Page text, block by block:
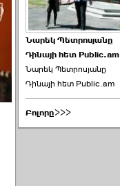
Նարեկ Պետրոսյանը
Դինայի հետ Public.am
Նարեկ Պետրոսյանը
Դինայի հետ Public.am
Բոլորը>>>